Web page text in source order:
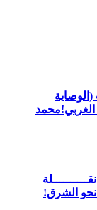
نحو الشرق!